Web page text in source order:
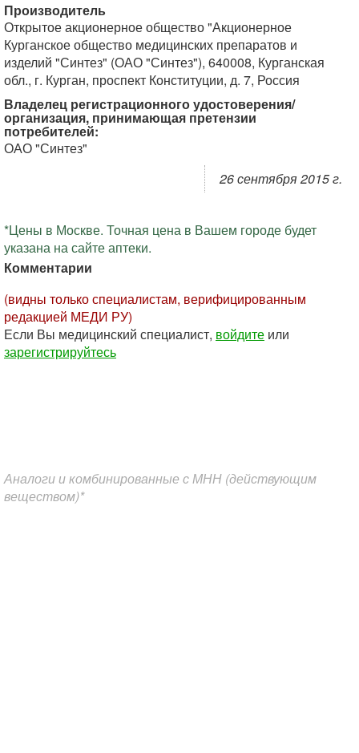
Производитель
Открытое акционерное общество "Акционерное
Курганское общество медицинских препаратов и
изделий "Синтез" (ОАО "Синтез"), 640008, Курганская
обл., г. Курган, проспект Конституции, д. 7, Россия
Владелец регистрационного удостоверения/
организация, принимающая претензии
потребителей:
ОАО "Синтез"
26 сентября 2015 г.
*Цены в Москве. Точная цена в Вашем городе будет
указана на сайте аптеки.
Комментарии
(видны только специалистам, верифицированным
редакцией МЕДИ РУ)
Если Вы медицинский специалист, войдите или
зарегистрируйтесь
Аналоги и комбинированные с МНН (действующим
веществом)*